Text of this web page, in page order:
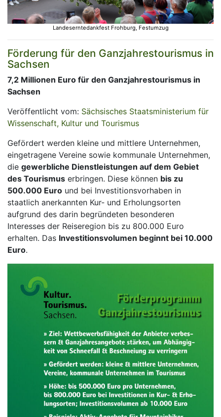
Landeserntedankfest Frohburg, Festumzug
Förderung für den Ganzjahrestourismus in
Sachsen
7,2 Millionen Euro für den Ganzjahrestourismus in
Sachsen
Veröffentlicht vom: Sächsisches Staatsministerium für
Wissenschaft, Kultur und Tourismus
Gefördert werden kleine und mittlere Unternehmen,
eingetragene Vereine sowie kommunale Unternehmen,
die gewerbliche Dienstleistungen auf dem Gebiet
des Tourismus erbringen. Diese können bis zu
500.000 Euro und bei Investitionsvorhaben in
staatlich anerkannten Kur- und Erholungsorten
aufgrund des darin begründeten besonderen
Interesses der Reiseregion bis zu 800.000 Euro
erhalten. Das Investitionsvolumen beginnt bei 10.000
Euro.